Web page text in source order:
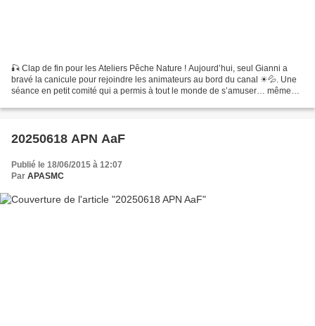
🎣 Clap de fin pour les Ateliers Pêche Nature ! Aujourd’hui, seul Gianni a
bravé la canicule pour rejoindre les animateurs au bord du canal ☀💦. Une
séance en petit comité qui a permis à tout le monde de s’amuser… même
20250618 APN AaF
Publié le 18/06/2015 à 12:07
Par APASMC